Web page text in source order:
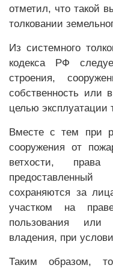
отметил, что такой
толковании
Из системного
кодекса РФ
строения,
собственность или
целью эксплуатации
Вместе с тем при
сооружения от
ветхости,
сохраняются за
участком на праве
пользования или
владения, при
Таким образом,